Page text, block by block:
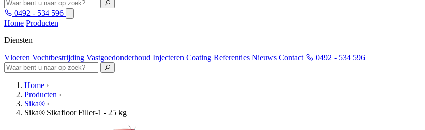
0492 - 534 596
Home Producten
Diensten
Vloeren Vochtbestrijding Vastgoedonderhoud Injecteren Coating Referenties Nieuws Contact 0492 - 534 596
Home ›
Producten ›
Sika® ›
Sika® Sikafloor Filler-1 - 25 kg